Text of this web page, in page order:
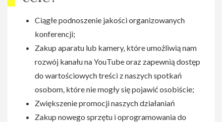
Ciągłe podnoszenie jakości organizowanych
konferencji;
Zakup aparatu lub kamery, które umożliwią nam
rozwój kanału na YouTube oraz zapewnią dostęp
do wartościowych treści z naszych spotkań
osobom, które nie mogły się pojawić osobiście;
Zwiększenie promocji naszych działaniań
Zakup nowego sprzętu i oprogramowania do